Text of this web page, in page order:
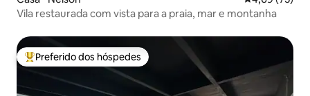
Vila restaurada com vista para a praia, mar e montanha
Entre os melhores preferidos dos hóspedes
Preferido dos hóspedes